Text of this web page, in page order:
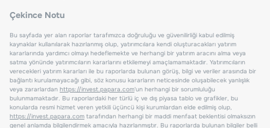
Çekince Notu
Bu sayfada yer alan raporlar tarafımızca doğruluğu ve güvenilirliği kabul edilmiş
kaynaklar kullanılarak hazırlanmış olup, yatırımcılara kendi oluşturacakları yatırım
kararlarında yardımcı olmayı hedeflemekte ve herhangi bir yatırım aracını alma veya
satma yönünde yatırımcıların kararlarını etkilemeyi amaçlamamaktadır. Yatırımcıların
verecekleri yatırım kararları ile bu raporlarda bulunan görüş, bilgi ve veriler arasında bir
bağlantı kurulamayacağı gibi, söz konusu kararların neticesinde oluşabilecek yanlışlık
veya zararlardan https://invest.papara.com'un herhangi bir sorumluluğu
bulunmamaktadır. Bu raporlardaki her türlü iç ve dış piyasa tablo ve grafikler, bu
konularda resmi hizmet veren yetkili üçüncü kişi kurumlardan elde edilmiş olup,
https://invest.papara.com tarafından herhangi bir maddi menfaat beklentisi olmaksızın
genel anlamda bilgilendirmek amacıyla hazırlanmıştır. Bu raporlarda bulunan bilgiler belli